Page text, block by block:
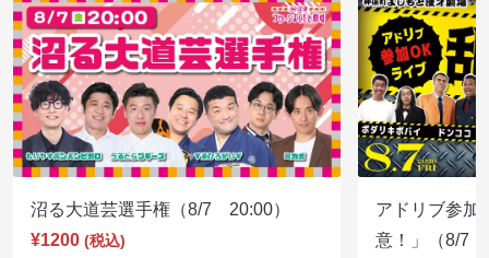
沼る大道芸選手権（8/7 20:00）
¥1200 (税込)
アドリブ参加
意！」（8/7